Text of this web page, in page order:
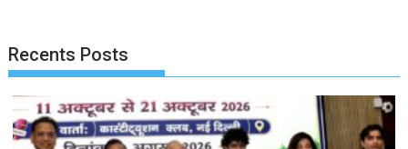
Recents Posts